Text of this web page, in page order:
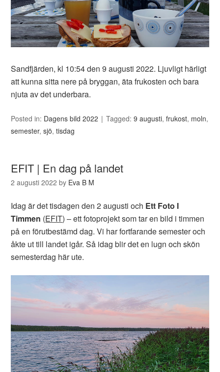
Sandfjärden, kl 10:54 den 9 augusti 2022. Ljuvligt härligt
att kunna sitta nere på bryggan, äta frukosten och bara
njuta av det underbara.
Posted in: Dagens bild 2022 Tagged:9 augusti,frukost, moln,
semester,sjö,tisdag
EFIT | En dag på landet
2 augusti 2022 by Eva B M
Idag är det tisdagen den 2 augusti och Ett Foto I
Timmen (EFIT) – ett fotoprojekt som tar en bild i timmen
på en förutbestämd dag. Vi har fortfarande semester och
åkte ut till landet igår. Så idag blir det en lugn och skön
semesterdag här ute.